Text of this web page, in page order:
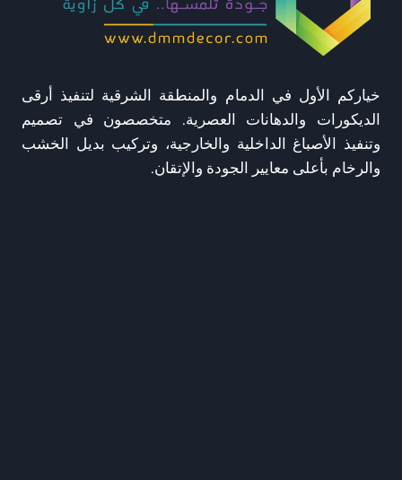
خياركم الأول في الدمام والمنطقة الشرقية لتنفيذ أرقى
الديكورات والدهانات العصرية. متخصصون في تصميم
وتنفيذ الأصباغ الداخلية والخارجية، وتركيب بديل الخشب
والرخام بأعلى معايير الجودة والإتقان.